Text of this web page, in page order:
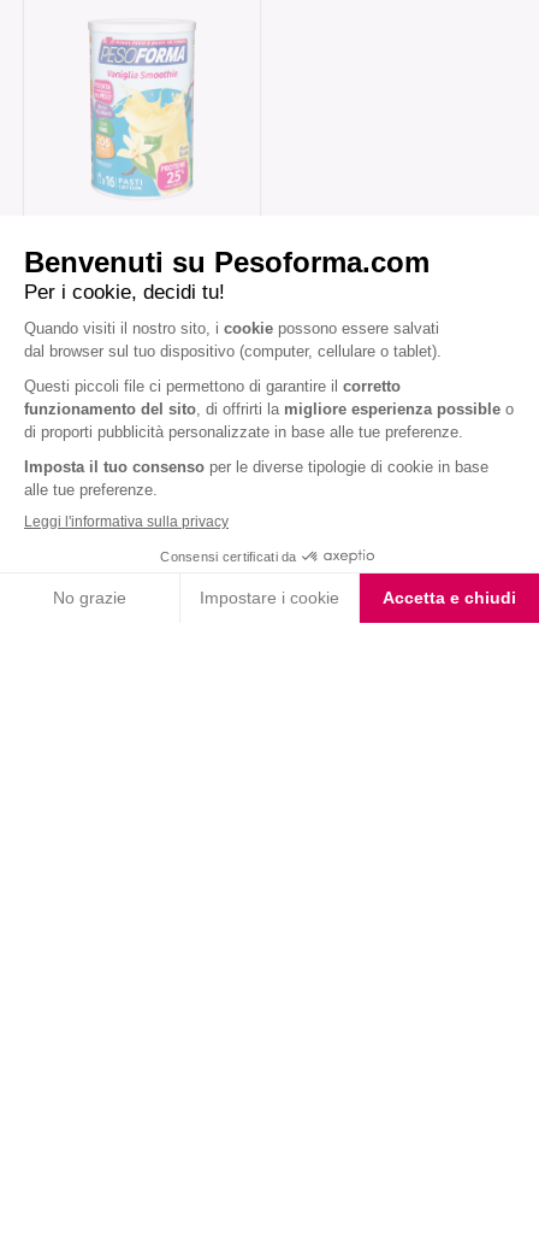
Iscriviti alla newsletter
periodica di Nutrition et Santé